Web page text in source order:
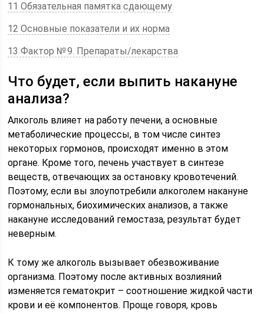
11 Обязательная памятка сдающему
12 Основные показатели и их норма
13 Фактор № 9. Препараты/лекарства
Что будет, если выпить накануне
анализа?
Алкоголь влияет на работу печени, а основные
метаболические процессы, в том числе синтез
некоторых гормонов, происходят именно в этом
органе. Кроме того, печень участвует в синтезе
веществ, отвечающих за остановку кровотечений.
Поэтому, если вы злоупотребили алкоголем накануне
гормональных, биохимических анализов, а также
накануне исследований гемостаза, результат будет
неверным.
К тому же алкоголь вызывает обезвоживание
организма. Поэтому после активных возлияний
изменяется гематокрит – соотношение жидкой части
крови и её компонентов. Проще говоря, кровь